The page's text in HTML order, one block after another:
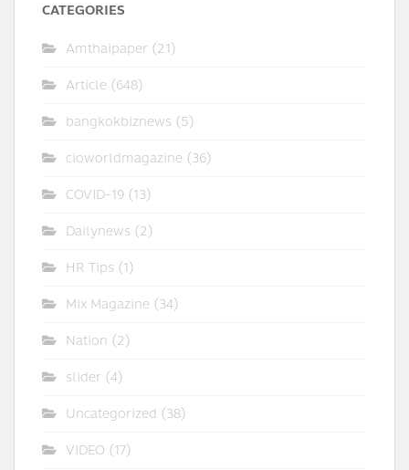
CATEGORIES
Amthaipaper (21)
Article (648)
bangkokbiznews (5)
cioworldmagazine (36)
COVID-19 (13)
Dailynews (2)
HR Tips (1)
Mix Magazine (34)
Nation (2)
slider (4)
Uncategorized (38)
VIDEO (17)